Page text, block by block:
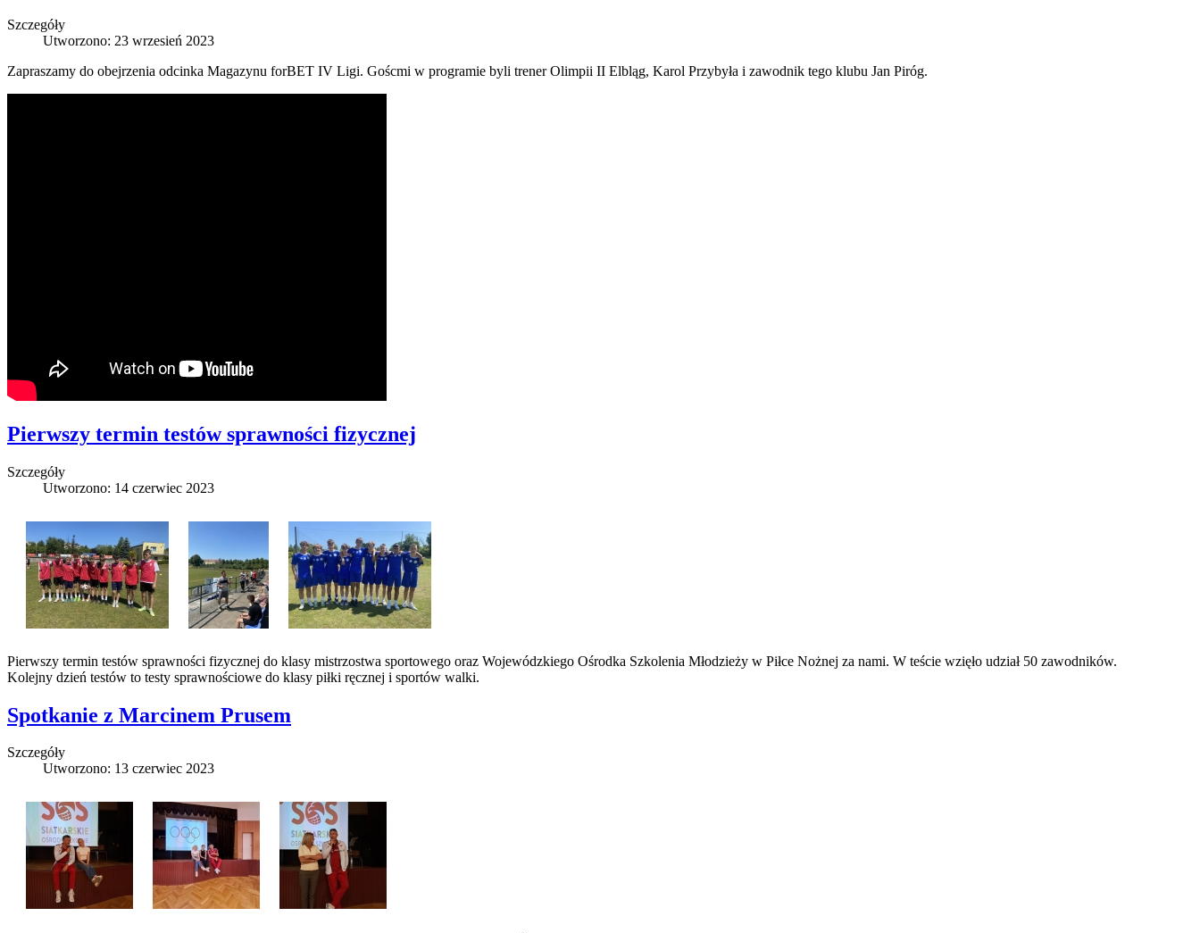
Szczegóły
Utworzono: 23 wrzesień 2023
Zapraszamy do obejrzenia odcinka Magazynu forBET IV Ligi. Goścmi w programie byli trener Olimpii II Elbląg, Karol Przybyła i zawodnik tego klubu Jan Piróg.
Pierwszy termin testów sprawności fizycznej
Szczegóły
Utworzono: 14 czerwiec 2023
Pierwszy termin testów sprawności fizycznej do klasy mistrzostwa sportowego oraz Wojewódzkiego Ośrodka Szkolenia Młodzieży w Piłce Nożnej za nami. W teście wzięło udział 50 zawodników.
Kolejny dzień testów to testy sprawnościowe do klasy piłki ręcznej i sportów walki.
Spotkanie z Marcinem Prusem
Szczegóły
Utworzono: 13 czerwiec 2023